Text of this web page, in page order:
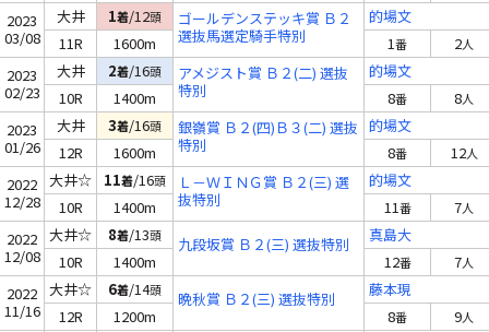
2023
03/08
大井 1着/12頭
ゴールデンステッキ賞 Ｂ２
選抜馬選定騎手特別
的場文
11R
1600m 1番 2人
2023
02/23
大井 2着/16頭
アメジスト賞 Ｂ２(二) 選抜
特別
的場文
10R
1400m 8番 8人
2023
01/26
大井 3着/16頭
銀嶺賞 Ｂ２(四)Ｂ３(二) 選抜
特別
的場文
12R
1600m 8番 12人
2022
12/28
大井☆ 11着/16頭
Ｌ－ＷＩＮＧ賞 Ｂ２(三) 選
抜特別
的場文
10R
1400m 11番 7人
2022
12/08
大井☆ 8着/13頭 九段坂賞 Ｂ２(三) 選抜特別
真島大
10R
1400m 12番 7人
2022
11/16
大井☆ 6着/14頭 晩秋賞 Ｂ２(三) 選抜特別
藤本現
12R
1200m 8番 9人